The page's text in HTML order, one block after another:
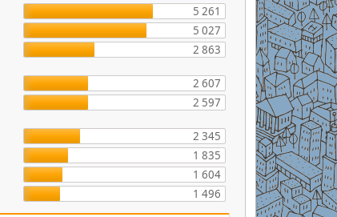
5 261
5 027
2 863
2 607
2 597
2 345
1 835
1 604
1 496